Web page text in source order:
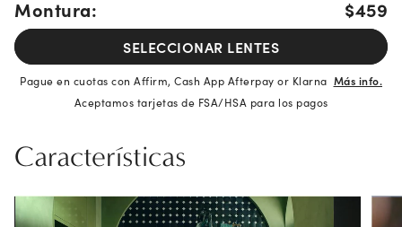
Montura: $459
SELECCIONAR LENTES
Pague en cuotas con Affirm, Cash App Afterpay or Klarna Más info.
Aceptamos tarjetas de FSA/HSA para los pagos
Características